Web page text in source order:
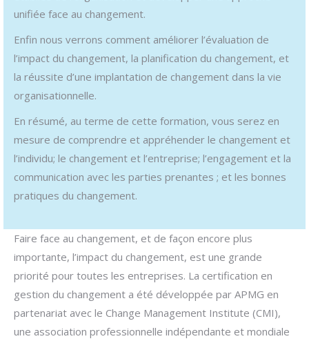
unifiée face au changement.
Enfin nous verrons comment améliorer l’évaluation de
l’impact du changement, la planification du changement, et
la réussite d’une implantation de changement dans la vie
organisationnelle.
En résumé, au terme de cette formation, vous serez en
mesure de comprendre et appréhender le changement et
l’individu; le changement et l’entreprise; l’engagement et la
communication avec les parties prenantes ; et les bonnes
pratiques du changement.
Faire face au changement, et de façon encore plus
importante, l’impact du changement, est une grande
priorité pour toutes les entreprises. La certification en
gestion du changement a été développée par APMG en
partenariat avec le Change Management Institute (CMI),
une association professionnelle indépendante et mondiale